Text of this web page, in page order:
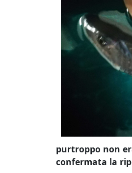
purtroppo non
confermata la